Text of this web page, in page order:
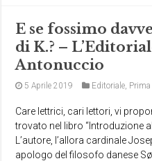
E se fossimo
di K.? –
Antonuccio
5 Aprile 2019 Editoriale
Care lettrici, cari lettori, vi
trovato nel libro “Introduzione
L’autore, l’allora cardinale
apologo del filosofo danese